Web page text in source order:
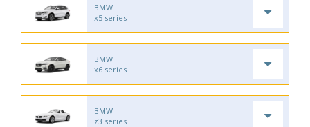
BMW
x5 series
BMW
x6 series
BMW
z3 series